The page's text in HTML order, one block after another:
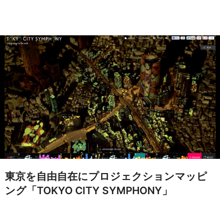
東京を自由自在にプロジェクションマッピ
ング「TOKYO CITY SYMPHONY」